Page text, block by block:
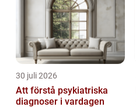
30 juli 2026
Att förstå psykiatriska
diagnoser i vardagen